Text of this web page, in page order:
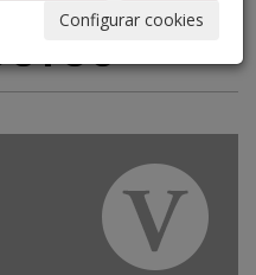
Configurar cookies